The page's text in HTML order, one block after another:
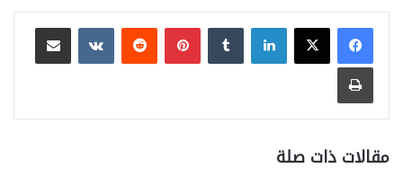
لينكدإن بينتيريست
مشاركة عبر البريد
طباعة
مقالات ذات صلة